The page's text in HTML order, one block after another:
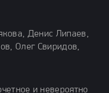
Денис Липаев,
Олег Свиридов,
и невероятно